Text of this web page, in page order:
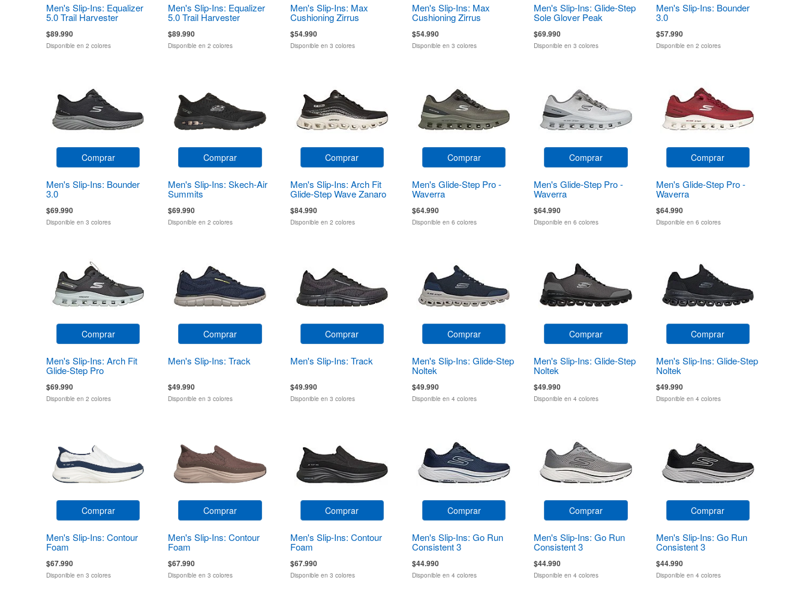
Men's Slip-Ins: Equalizer
5.0 Trail Harvester
$89.990
Disponible en 2 colores
Men's Slip-Ins: Equalizer
5.0 Trail Harvester
$89.990
Disponible en 2 colores
Men's Slip-Ins: Max
Cushioning Zirrus
Zirrostratus
$54.990
Disponible en 3 colores
Men's Slip-Ins: Max
Cushioning Zirrus
Zirrostratus
$54.990
Disponible en 3 colores
Men's Slip-Ins: Glide-Step
Sole Glover Peak
$69.990
Disponible en 3 colores
Men's Slip-Ins: Bounder
3.0
$57.990
Disponible en 2 colores
Comprar
Men's Slip-Ins: Bounder
3.0
$69.990
Disponible en 3 colores
Comprar
Men's Slip-Ins: Skech-Air
Summits
$69.990
Disponible en 2 colores
Comprar
Men's Slip-Ins: Arch Fit
Glide-Step Wave Zanaro
$84.990
Disponible en 2 colores
Comprar
Men's Glide-Step Pro -
Waverra
$64.990
Disponible en 6 colores
Comprar
Men's Glide-Step Pro -
Waverra
$64.990
Disponible en 6 colores
Comprar
Men's Glide-Step Pro -
Waverra
$64.990
Disponible en 6 colores
Comprar
Men's Slip-Ins: Arch Fit
Glide-Step Pro
$69.990
Disponible en 2 colores
Comprar
Men's Slip-Ins: Track
$49.990
Disponible en 3 colores
Comprar
Men's Slip-Ins: Track
$49.990
Disponible en 3 colores
Comprar
Men's Slip-Ins: Glide-Step
Noltek
$49.990
Disponible en 4 colores
Comprar
Men's Slip-Ins: Glide-Step
Noltek
$49.990
Disponible en 4 colores
Comprar
Men's Slip-Ins: Glide-Step
Noltek
$49.990
Disponible en 4 colores
Comprar
Men's Slip-Ins: Contour
Foam
$67.990
Disponible en 3 colores
Comprar
Men's Slip-Ins: Contour
Foam
$67.990
Disponible en 3 colores
Comprar
Men's Slip-Ins: Contour
Foam
$67.990
Disponible en 3 colores
Comprar
Men's Slip-Ins: Go Run
Consistent 3
$44.990
Disponible en 4 colores
Comprar
Men's Slip-Ins: Go Run
Consistent 3
$44.990
Disponible en 4 colores
Comprar
Men's Slip-Ins: Go Run
Consistent 3
$44.990
Disponible en 4 colores